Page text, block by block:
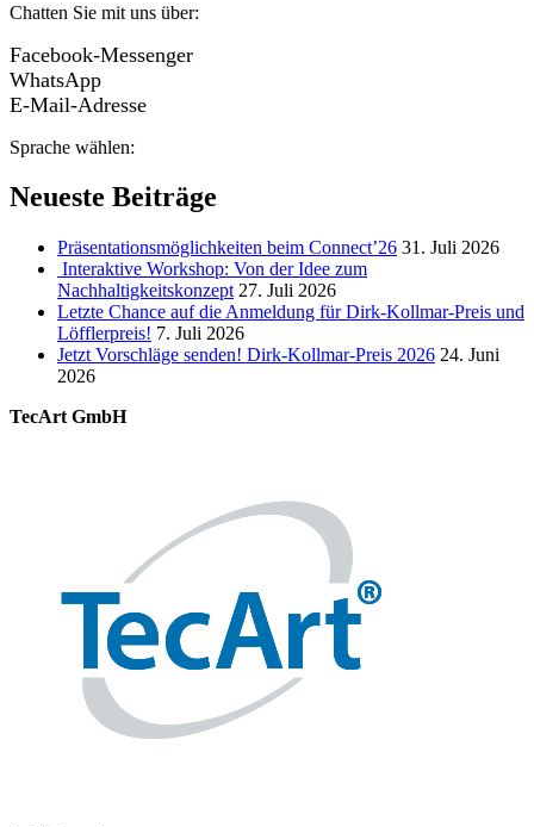
Chatten Sie mit uns über:
Facebook-Messenger
WhatsApp
E-Mail-Adresse
Sprache wählen:
Neueste Beiträge
Präsentationsmöglichkeiten beim Connect’26 31. Juli 2026
Interaktive Workshop: Von der Idee zum
Nachhaltigkeitskonzept 27. Juli 2026
Letzte Chance auf die Anmeldung für Dirk-Kollmar-Preis und
Löfflerpreis! 7. Juli 2026
Jetzt Vorschläge senden! Dirk-Kollmar-Preis 2026 24. Juni
2026
TecArt GmbH